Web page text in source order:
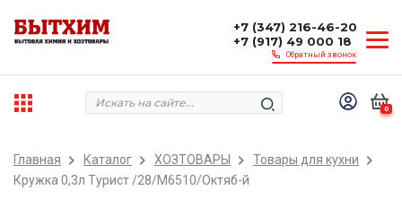
+7 (347) 216-46-20
+7 (917) 49 000 18
Обратный звонок
0
Главная Каталог ХОЗТОВАРЫ
Товары для кухни
Кружка 0,3л Турист /28/М6510/Октяб-й